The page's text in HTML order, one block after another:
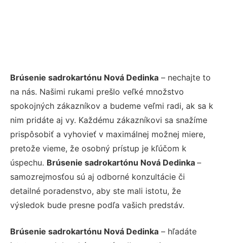
Brúsenie sadrokartónu Nová Dedinka – nechajte to
na nás. Našimi rukami prešlo veľké množstvo
spokojných zákazníkov a budeme veľmi radi, ak sa k
nim pridáte aj vy. Každému zákazníkovi sa snažíme
prispôsobiť a vyhovieť v maximálnej možnej miere,
pretože vieme, že osobný prístup je kľúčom k
úspechu. Brúsenie sadrokartónu Nová Dedinka –
samozrejmosťou sú aj odborné konzultácie či
detailné poradenstvo, aby ste mali istotu, že
výsledok bude presne podľa vašich predstáv.
Brúsenie sadrokartónu Nová Dedinka – hľadáte